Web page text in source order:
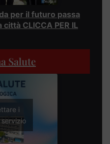
per il futuro passa
CLICCA PER IL
Salute
i